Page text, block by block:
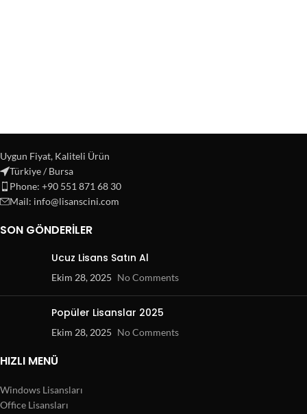
Uygun Fiyat, Kaliteli Ürün
Türkiye / Bursa
Phone: +90 551 871 68 30
Mail: info@lisanscini.com
SON GÖNDERILER
Ucuz Lisans Satın Al
Ekim 28, 2025 No Comments
Popüler Lisanslar 2025
Ekim 28, 2025 No Comments
HIZLI MENÜ
Windows Lisansları
Office Lisansları